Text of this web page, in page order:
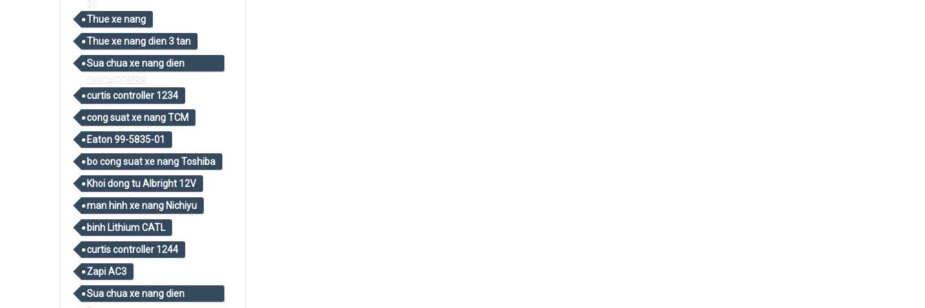
01
Thue xe nang
Thue xe nang dien 3 tan
Sua chua xe nang dien
UNICARRIERS
curtis controller 1234
cong suat xe nang TCM
Eaton 99-5835-01
bo cong suat xe nang Toshiba
Khoi dong tu Albright 12V
man hinh xe nang Nichiyu
binh Lithium CATL
curtis controller 1244
Zapi AC3
Sua chua xe nang dien